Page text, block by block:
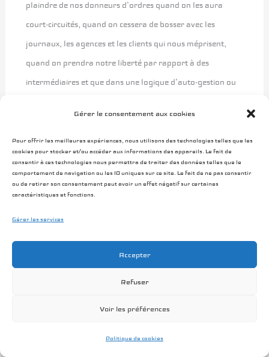
Gérer le consentement aux cookies
Pour offrir les meilleures expériences, nous utilisons des technologies telles que les
cookies pour stocker et/ou accéder aux informations des appareils. Le fait de
consentir à ces technologies nous permettra de traiter des données telles que le
comportement de navigation ou les ID uniques sur ce site. Le fait de ne pas consentir
ou de retirer son consentement peut avoir un effet négatif sur certaines
caractéristiques et fonctions.
Gérer les services
Accepter
Refuser
Voir les préférences
Politique de cookies
plaindre de nos donneurs d’ordres quand on les aura
court-circuités, quand on cessera de bosser avec les
journaux, les agences et les clients qui nous méprisent,
quand on prendra notre liberté par rapport à des
intermédiaires et que dans une logique d’auto-gestion ou
exemples de réappropriation de nos moyens de
productions et de diffusions ne manquent pas.
Je suis certain que quelqu’un qui applique ces principes
n’aura pas de problèmes à vivre et faire de la
un marché riche pour notre médium. Nous avons une
extraordinaire dont il faut se saisir et qu’il ne faut pas